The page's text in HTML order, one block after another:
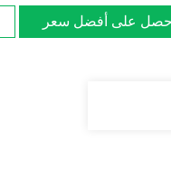
احصل على أفضل سعر